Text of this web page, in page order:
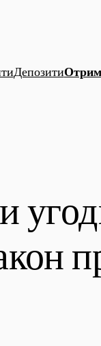
Депозити